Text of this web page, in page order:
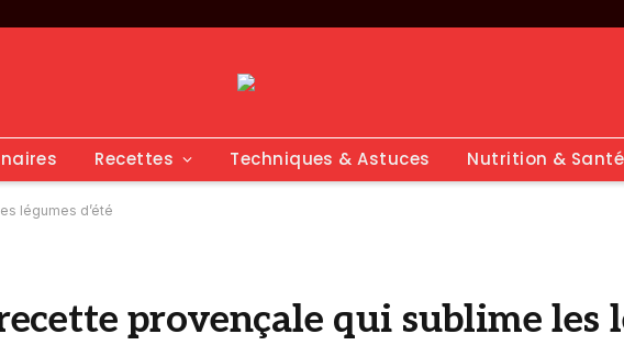
Recettes Techniques & Astuces Nutrition & Santé
légumes d’été
provençale qui sublime les